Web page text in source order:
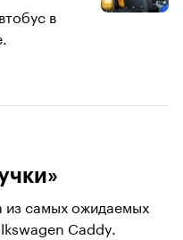
в
самых ожидаемых
Caddy.